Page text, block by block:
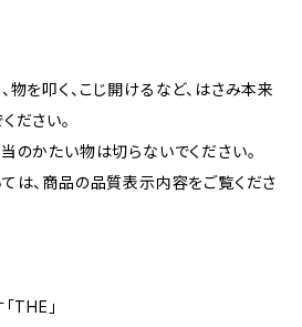
を叩く、こじ開けるなど、はさみ本来
ださい。
のかたい物は切らないでください。
は、商品の品質表示内容をご覧くださ
THE」